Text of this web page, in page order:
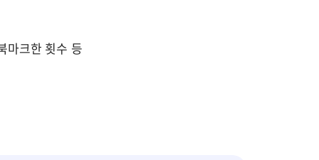
마크한 횟수 등